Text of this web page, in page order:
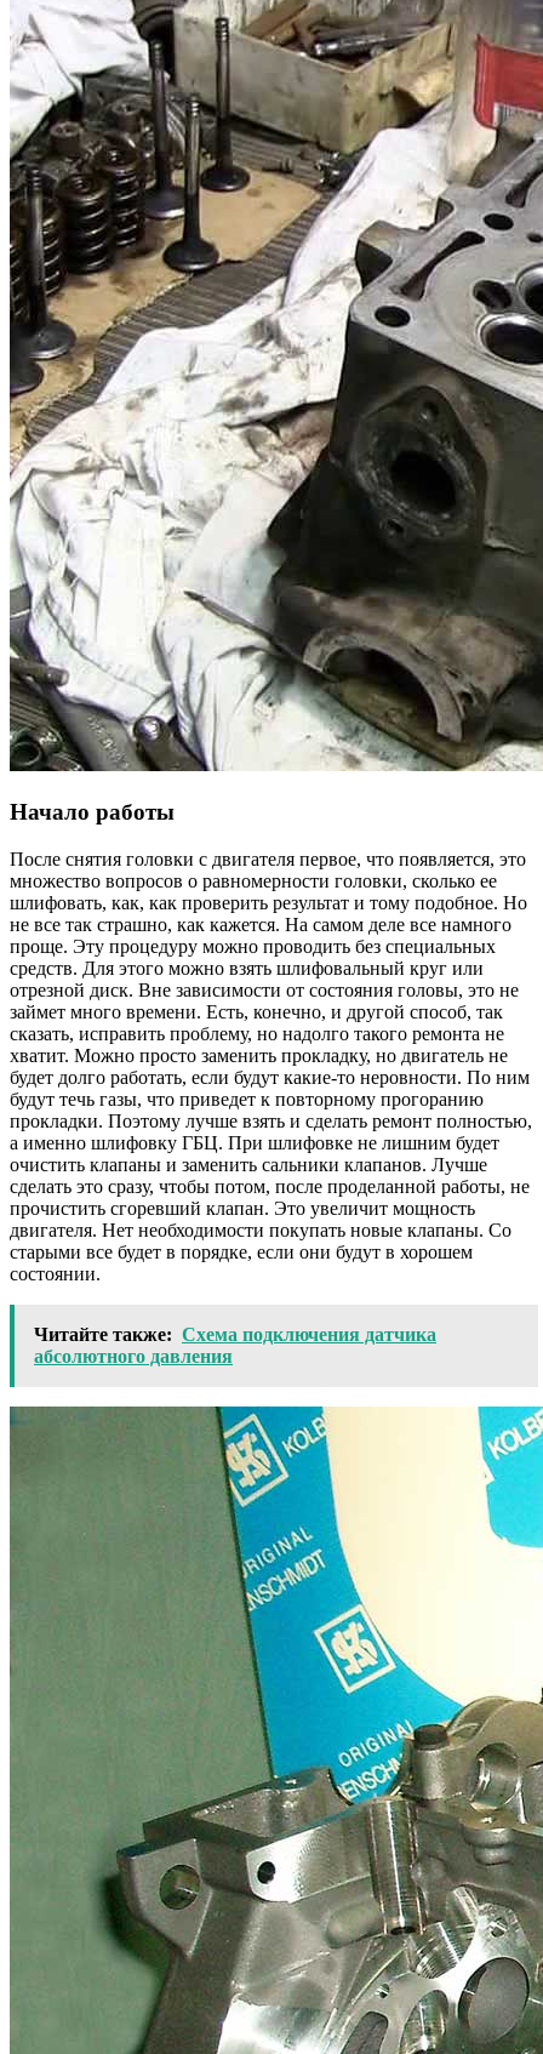
Начало работы
После снятия головки с двигателя первое, что появляется, это
множество вопросов о равномерности головки, сколько ее
шлифовать, как, как проверить результат и тому подобное. Но
не все так страшно, как кажется. На самом деле все намного
проще. Эту процедуру можно проводить без специальных
средств. Для этого можно взять шлифовальный круг или
отрезной диск. Вне зависимости от состояния головы, это не
займет много времени. Есть, конечно, и другой способ, так
сказать, исправить проблему, но надолго такого ремонта не
хватит. Можно просто заменить прокладку, но двигатель не
будет долго работать, если будут какие-то неровности. По ним
будут течь газы, что приведет к повторному прогоранию
прокладки. Поэтому лучше взять и сделать ремонт полностью,
а именно шлифовку ГБЦ. При шлифовке не лишним будет
очистить клапаны и заменить сальники клапанов. Лучше
сделать это сразу, чтобы потом, после проделанной работы, не
прочистить сгоревший клапан. Это увеличит мощность
двигателя. Нет необходимости покупать новые клапаны. Со
старыми все будет в порядке, если они будут в хорошем
состоянии.
Читайте также: Схема подключения датчика
абсолютного давления